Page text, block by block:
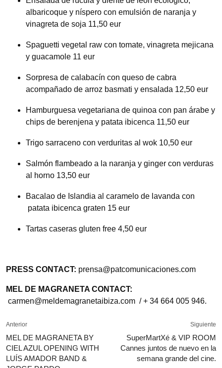
albaricoque y níspero con emulsión de naranja y
vinagreta de soja 11,50 eur
Spaguetti vegetal raw con tomate, vinagreta mejicana
y guacamole 11 eur
Sorpresa de calabacín con queso de cabra
acompañado de arroz basmati y ensalada 12,50 eur
Hamburguesa vegetariana de quinoa con pan árabe y
chips de berenjena y patata ibicenca 11,50 eur
Trigo sarraceno con verduritas al wok 10,50 eur
Salmón flambeado a la naranja y ginger con verduras
al horno 13,50 eur
Bacalao de Islandia al caramelo de lavanda con
patata ibicenca graten 15 eur
Tartas caseras gluten free 4,50 eur
PRESS CONTACT: prensa@patcomunicaciones.com
MEL DE MAGRANETA CONTACT:
carmen@meldemagranetaibiza.com / + 34 664 005 946.
Anterior
MEL DE MAGRANETA BY
CIEL AZUL OPENING WITH
LUÍS AMADOR BAND &
Siguiente
SuperMartXé & VIP ROOM
Cannes juntos de nuevo en la
semana grande del cine.